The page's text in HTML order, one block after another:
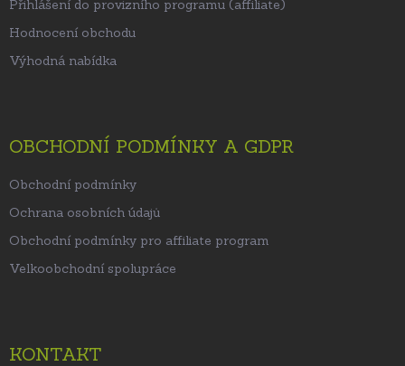
Přihlášení do provizního programu (affiliate)
Hodnocení obchodu
Výhodná nabídka
OBCHODNÍ PODMÍNKY A GDPR
Obchodní podmínky
Ochrana osobních údajů
Obchodní podmínky pro affiliate program
Velkoobchodní spolupráce
KONTAKT